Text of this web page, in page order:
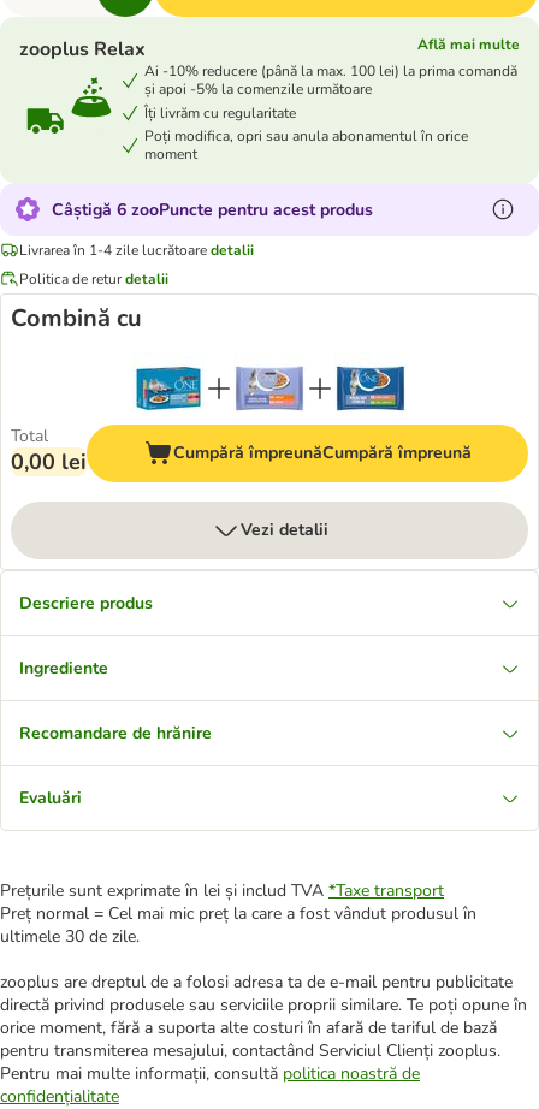
zooplus Relax
Află mai multe
Ai -10% reducere (până la max. 100 lei) la prima comandă
și apoi -5% la comenzile următoare
Îți livrăm cu regularitate
Poți modifica, opri sau anula abonamentul în orice
moment
Câștigă 6 zooPuncte pentru acest produs
Livrarea în 1-4 zile lucrătoaredetalii
Politica de returdetalii
Combină cu
Total
0,00 lei Cumpără împreunăCumpără împreună
Vezi detalii
Descriere produs
Ingrediente
Recomandare de hrănire
Evaluări
Prețurile sunt exprimate în lei și includ TVA *Taxe transport
Preț normal = Cel mai mic preț la care a fost vândut produsul în
ultimele 30 de zile.
zooplus are dreptul de a folosi adresa ta de e-mail pentru publicitate
directă privind produsele sau serviciile proprii similare. Te poți opune în
orice moment, fără a suporta alte costuri în afară de tariful de bază
pentru transmiterea mesajului, contactând Serviciul Clienți zooplus.
Pentru mai multe informații, consultă politica noastră de
confidențialitate